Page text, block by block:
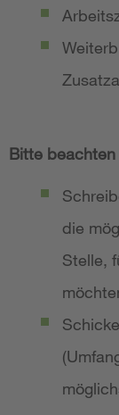
Bitte
die
Stelle,